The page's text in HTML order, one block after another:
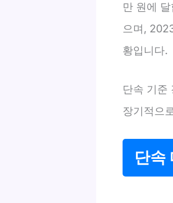
만 원에
으며,
황입니다.
단속 기준
장기적으
단속